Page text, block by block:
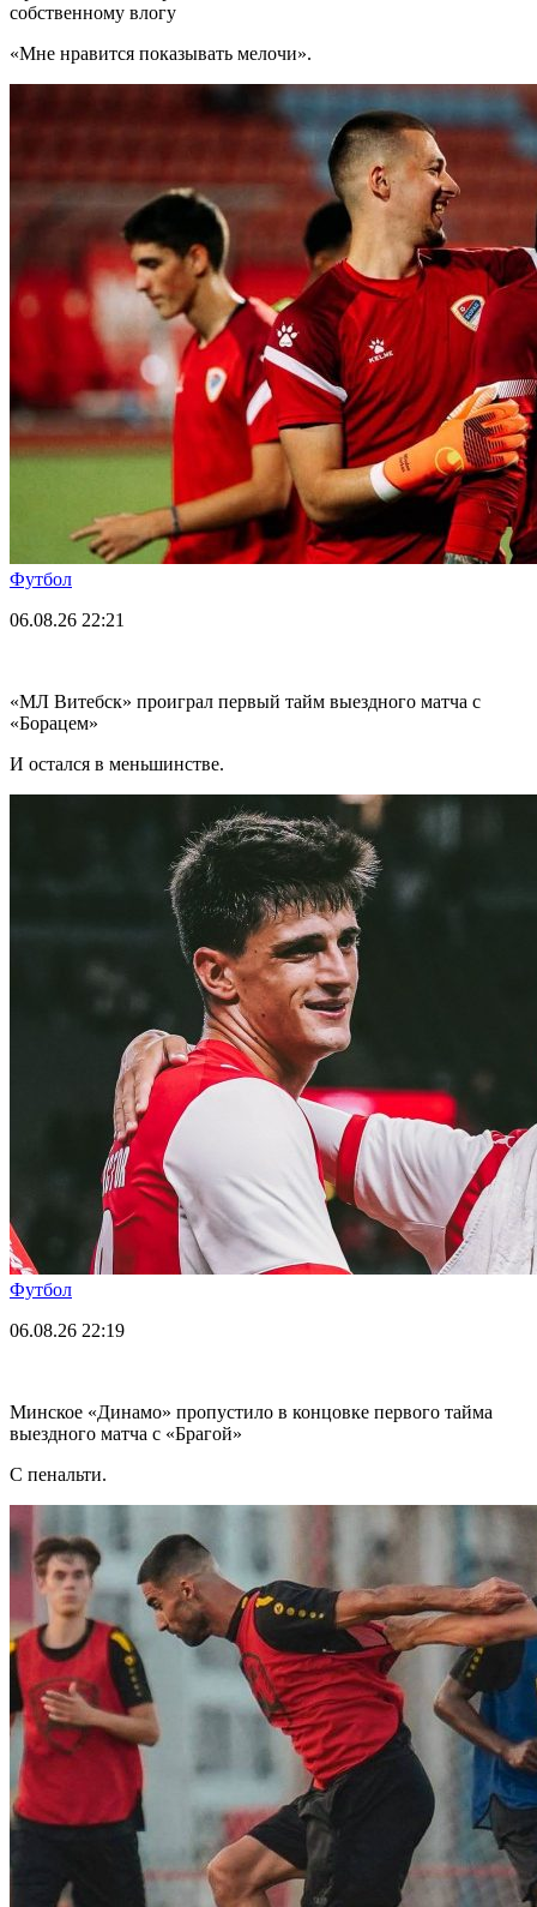
собственному влогу
«Мне нравится показывать мелочи».
Футбол
06.08.26 22:21
«МЛ Витебск» проиграл первый тайм выездного матча с
«Борацем»
И остался в меньшинстве.
Футбол
06.08.26 22:19
Минское «Динамо» пропустило в концовке первого тайма
выездного матча с «Брагой»
С пенальти.